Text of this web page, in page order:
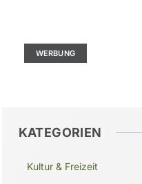
WERBUNG
KATEGORIEN
Kultur & Freizeit